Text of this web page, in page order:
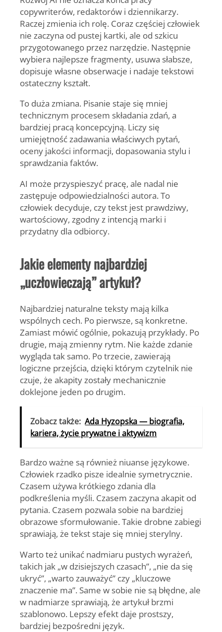
copywriterów, redaktorów i dziennikarzy.
Raczej zmienia ich rolę. Coraz częściej człowiek
nie zaczyna od pustej kartki, ale od szkicu
przygotowanego przez narzędzie. Następnie
wybiera najlepsze fragmenty, usuwa słabsze,
dopisuje własne obserwacje i nadaje tekstowi
ostateczny kształt.
To duża zmiana. Pisanie staje się mniej
technicznym procesem składania zdań, a
bardziej pracą koncepcyjną. Liczy się
umiejętność zadawania właściwych pytań,
oceny jakości informacji, dopasowania stylu i
sprawdzania faktów.
AI może przyspieszyć pracę, ale nadal nie
zastępuje odpowiedzialności autora. To
człowiek decyduje, czy tekst jest prawdziwy,
wartościowy, zgodny z intencją marki i
przydatny dla odbiorcy.
Jakie elementy najbardziej
„uczłowieczają” artykuł?
Najbardziej naturalne teksty mają kilka
wspólnych cech. Po pierwsze, są konkretne.
Zamiast mówić ogólnie, pokazują przykłady. Po
drugie, mają zmienny rytm. Nie każde zdanie
wygląda tak samo. Po trzecie, zawierają
logiczne przejścia, dzięki którym czytelnik nie
czuje, że akapity zostały mechanicznie
doklejone jeden po drugim.
Zobacz także: Ada Hyzopska — biografia,
kariera, życie prywatne i aktywizm
Bardzo ważne są również niuanse językowe.
Człowiek rzadko pisze idealnie symetrycznie.
Czasem używa krótkiego zdania dla
podkreślenia myśli. Czasem zaczyna akapit od
pytania. Czasem pozwala sobie na bardziej
obrazowe sformułowanie. Takie drobne zabiegi
sprawiają, że tekst staje się mniej sterylny.
Warto też unikać nadmiaru pustych wyrażeń,
takich jak „w dzisiejszych czasach”, „nie da się
ukryć”, „warto zauważyć” czy „kluczowe
znaczenie ma”. Same w sobie nie są błędne, ale
w nadmiarze sprawiają, że artykuł brzmi
szablonowo. Lepszy efekt daje prostszy,
bardziej bezpośredni język.